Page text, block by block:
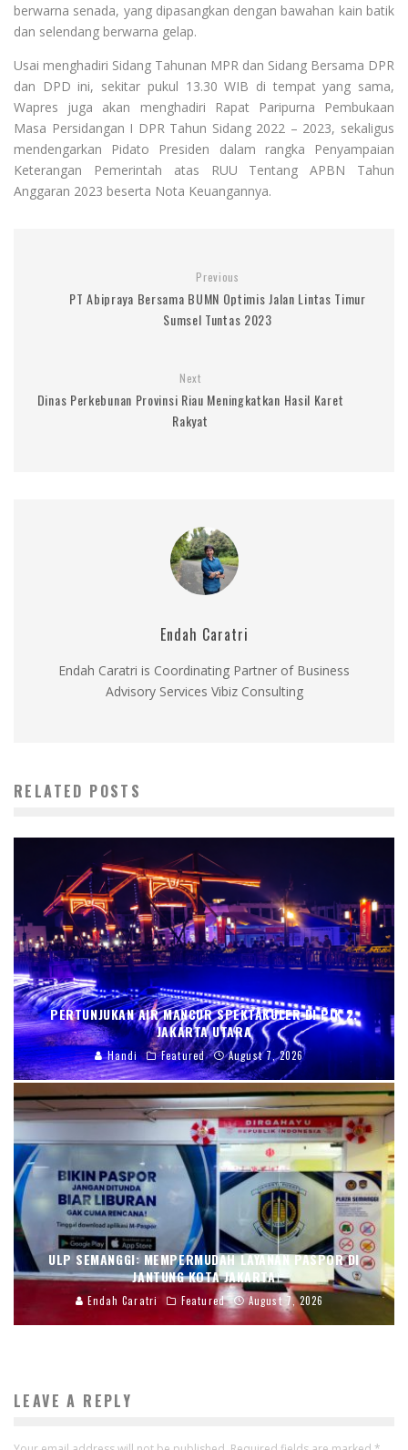
berwarna senada, yang dipasangkan dengan bawahan kain batik
dan selendang berwarna gelap.
Usai menghadiri Sidang Tahunan MPR dan Sidang Bersama DPR
dan DPD ini, sekitar pukul 13.30 WIB di tempat yang sama,
Wapres juga akan menghadiri Rapat Paripurna Pembukaan
Masa Persidangan I DPR Tahun Sidang 2022 – 2023, sekaligus
mendengarkan Pidato Presiden dalam rangka Penyampaian
Keterangan Pemerintah atas RUU Tentang APBN Tahun
Anggaran 2023 beserta Nota Keuangannya.
Previous
PT Abipraya Bersama BUMN Optimis Jalan Lintas Timur
Sumsel Tuntas 2023
Next
Dinas Perkebunan Provinsi Riau Meningkatkan Hasil Karet
Rakyat
Endah Caratri
Endah Caratri is Coordinating Partner of Business
Advisory Services Vibiz Consulting
RELATED POSTS
PERTUNJUKAN AIR MANCUR SPEKTAKULER DI PIK 2,
JAKARTA UTARA
Handi Featured August 7, 2026
ULP SEMANGGI: MEMPERMUDAH LAYANAN PASPOR DI
JANTUNG KOTA JAKARTA
Endah Caratri Featured August 7, 2026
LEAVE A REPLY